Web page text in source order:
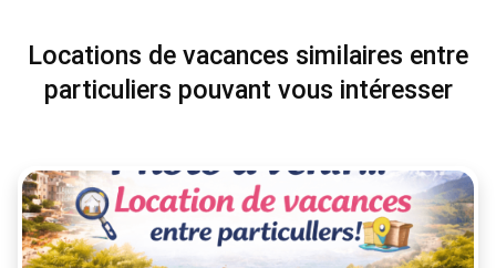
Locations de vacances similaires entre
particuliers pouvant vous intéresser